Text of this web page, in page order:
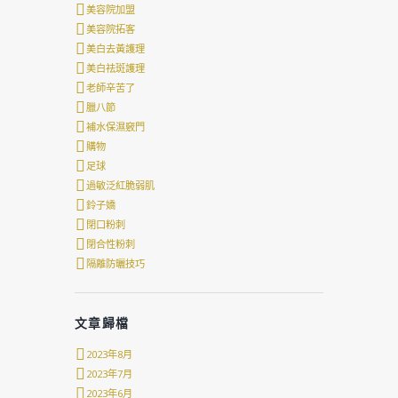
美容院加盟
美容院拓客
美白去黃護理
美白祛斑護理
老師辛苦了
臘八節
補水保濕竅門
購物
足球
過敏泛紅脆弱肌
鈴子嬌
閉口粉刺
閉合性粉刺
隔離防曬技巧
文章歸檔
2023年8月
2023年7月
2023年6月